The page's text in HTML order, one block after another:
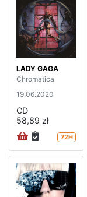
LADY GAGA
Chromatica
19.06.2020
CD
58,89 zł
72H